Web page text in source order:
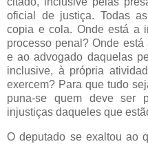
oficial de justiça. Todas
copia e cola. Onde está a
processo penal? Onde
e ao advogado daquelas
inclusive, à própria
exercem? Para que tudo
puna-se quem deve ser
injustiças daqueles que
O deputado se exaltou ao